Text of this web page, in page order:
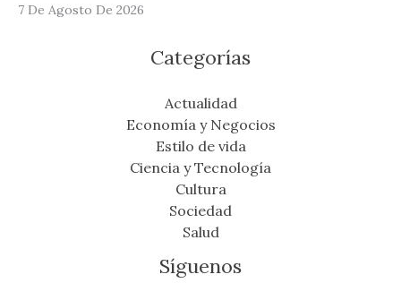
7 De Agosto De 2026
Categorías
Actualidad
Economía y Negocios
Estilo de vida
Ciencia y Tecnología
Cultura
Sociedad
Salud
Síguenos